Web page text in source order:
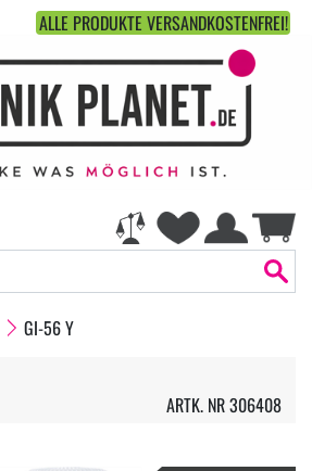
ALLE PRODUKTE VERSANDKOSTENFREI!
GI-56 Y
ARTK. NR 306408